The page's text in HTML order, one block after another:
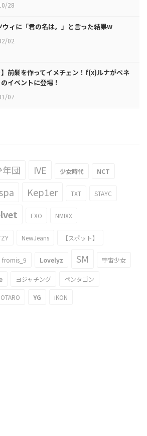
28
ウィに「君の名は。」と言った結果w
02
】前髪を作ってイメチェン！f(x)ルナがベネ
イベントに登場！
07
年団 IVE 少女時代 NCT
Kep1er TXT STAYC
EXO NMIXX
NewJeans 【スポット】
fromis_9 Lovelyz SM 宇宙少女
ヨジャチング ペンタゴン
YG iKON